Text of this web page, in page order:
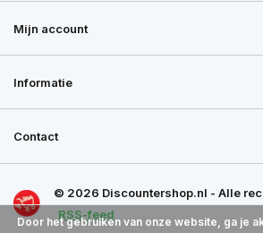
Mijn account
Informatie
Contact
© 2026 Discountershop.nl - Alle
RSS-feed
Door het gebruiken van onze website, ga je